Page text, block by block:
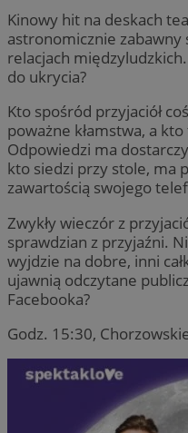
Kinowy hit na deskach
astronomicznie
relacjach
do ukrycia?
Kto spośród przyjaciół
poważne kłamstwa, a
Odpowiedzi ma
kto siedzi przy stole, ma
zawartością swojego
Zwykły wieczór z
sprawdzian z przyjaźni.
wyjdzie na dobre, inni
ujawnią odczytane
Facebooka?
Godz. 15:30,